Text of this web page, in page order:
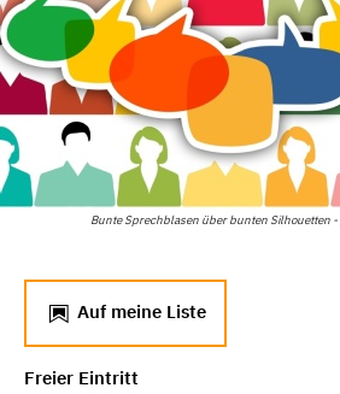
Bunte Sprechblasen über bunten Silhouetten -
Auf meine Liste
Freier Eintritt